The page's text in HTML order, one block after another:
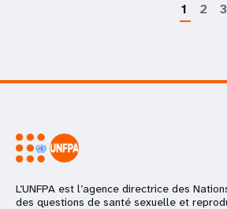
1 2 3
L’UNFPA est l’agence directrice des
des questions de santé sexuelle et